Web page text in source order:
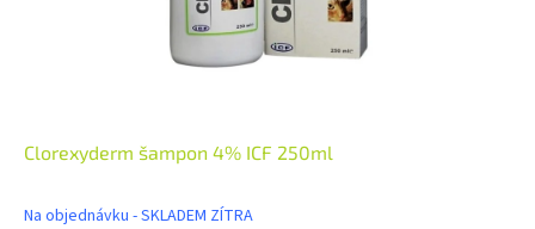
Clorexyderm šampon 4% ICF 250ml
Na objednávku - SKLADEM ZÍTRA